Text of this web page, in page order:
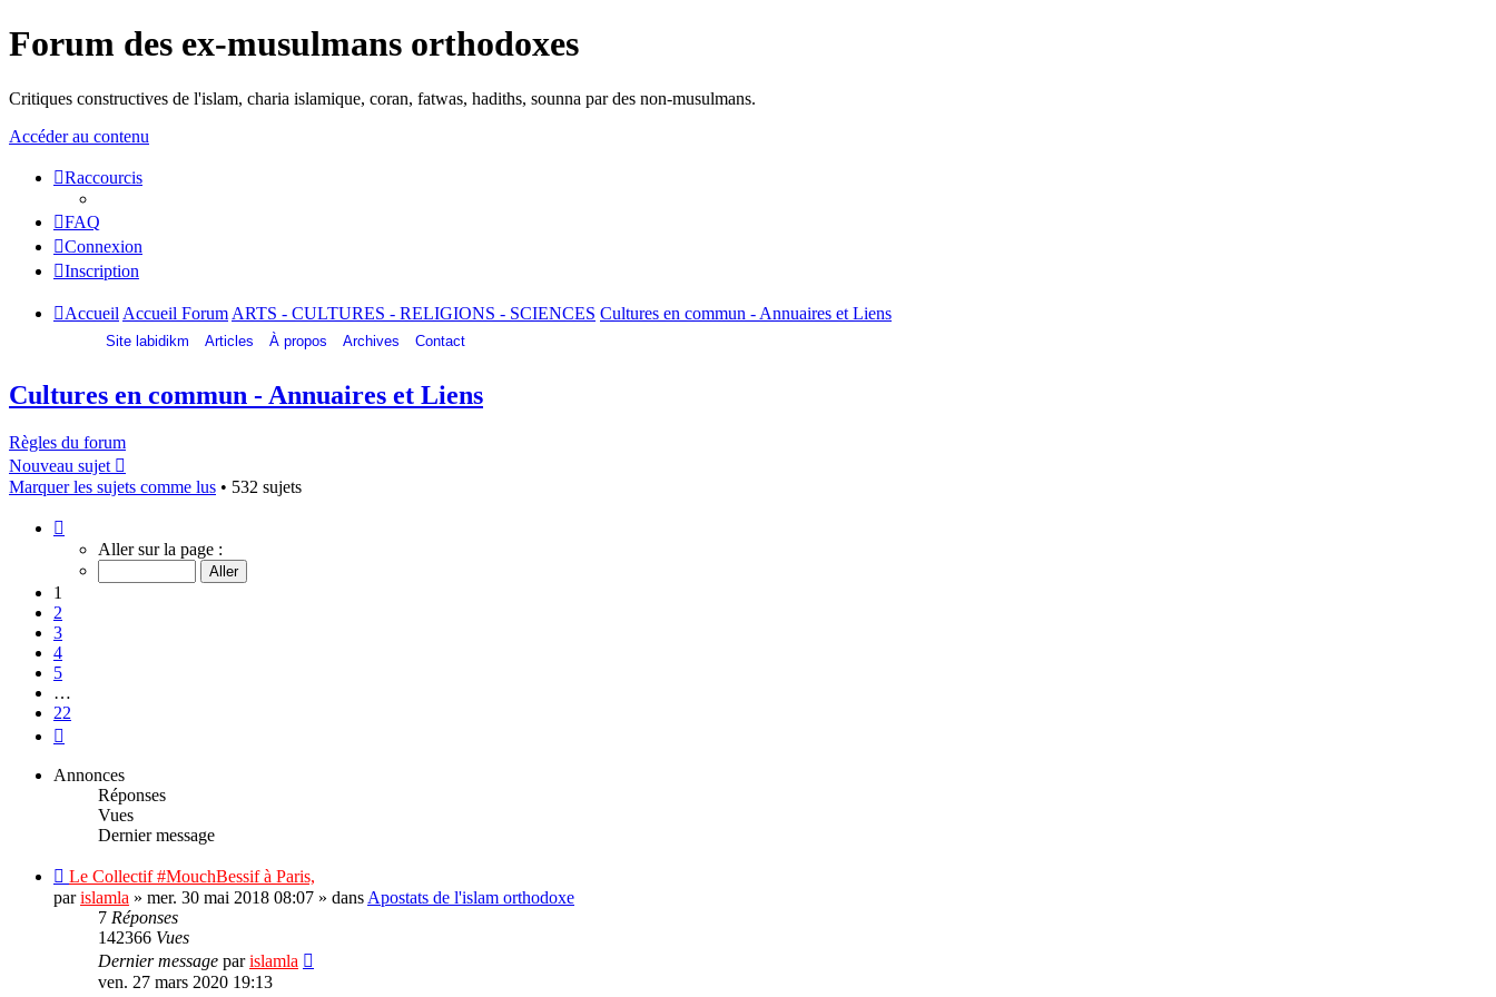
Forum des ex-musulmans orthodoxes
Critiques constructives de l'islam, charia islamique, coran, fatwas, hadiths, sounna par des non-musulmans.
Accéder au contenu
Raccourcis
FAQ
Connexion
Inscription
Accueil Accueil Forum ARTS - CULTURES - RELIGIONS - SCIENCES Cultures en commun - Annuaires et Liens
Site labidikm Articles À propos Archives Contact
Cultures en commun - Annuaires et Liens
Règles du forum
Nouveau sujet
Marquer les sujets comme lus • 532 sujets
sur
Aller sur la page :
1
2
3
4
5
…
22
Annonces
Réponses
Vues
Dernier message
Le Collectif #MouchBessif à Paris,
parislamla » mer. 30 mai 2018 08:07 » dans Apostats de l'islam orthodoxe
7 Réponses
142366 Vues
Dernier message parislamla
ven. 27 mars 2020 19:13